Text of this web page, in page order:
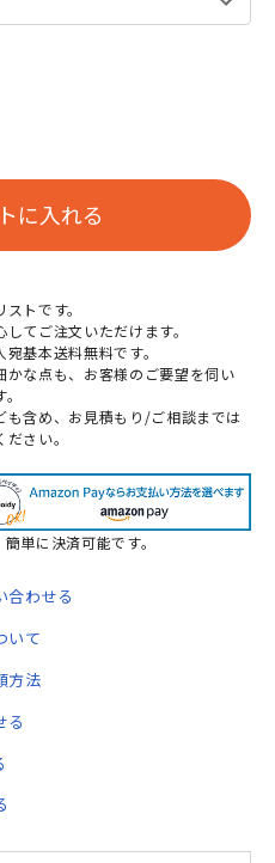
に入れる
トです。
てご注文いただけます。
基本送料無料です。
な点も、お客様のご要望を伺い
も含め、お見積もり/ご相談までは
さい。
単に決済可能です。
合わせる
いて
方法
る